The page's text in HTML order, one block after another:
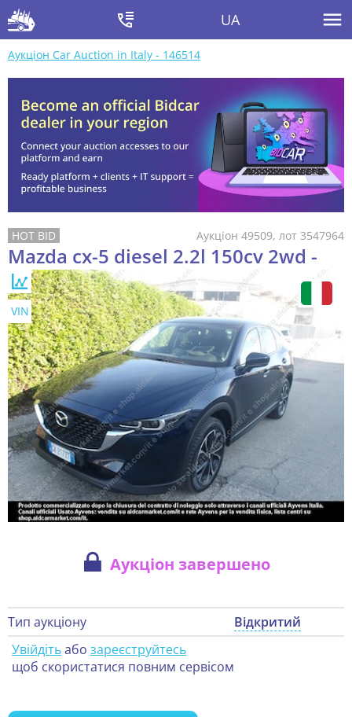
UA
Аукціон Car Auction in Italy - 146514
Аукціон 49509, лот 3547964
Mazda cx-5 diesel 2.2l 150cv 2wd -
VIN
Аукціон завершено
Тип аукціону
Відкритий
Увійдітьабо зареєструйтесь
щоб скористатися повним сервісом